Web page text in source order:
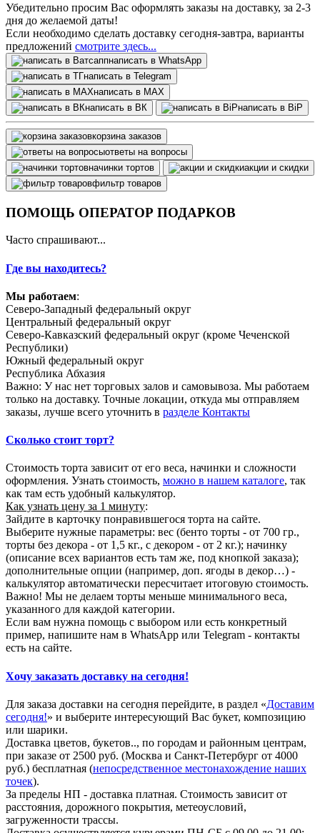
Убедительно просим Вас оформлять заказы на доставку, за 2-3
дня до желаемой даты!
Если необходимо сделать доставку сегодня-завтра, варианты
предложений смотрите здесь...
написать в WhatsApp
написать в Telegram
написать в МАХ
написать в ВК
написать в BiP
корзина заказов
ответы на вопросы
начинки тортов
акции и скидки
фильтр товаров
ПОМОЩЬ ОПЕРАТОР ПОДАРКОВ
Часто спрашивают...
Где вы находитесь?
Мы работаем:
Северо-Западный федеральный округ
Центральный федеральный округ
Северо-Кавказский федеральный округ (кроме Чеченской
Республики)
Южный федеральный округ
Республика Абхазия
Важно: У нас нет торговых залов и самовывоза. Мы работаем
только на доставку. Точные локации, откуда мы отправляем
заказы, лучше всего уточнить в разделе Контакты
Сколько стоит торт?
Стоимость торта зависит от его веса, начинки и сложности
оформления. Узнать стоимость, можно в нашем каталоге, так
как там есть удобный калькулятор.
Как узнать цену за 1 минуту:
Зайдите в карточку понравившегося торта на сайте.
Выберите нужные параметры: вес (бенто торты - от 700 гр.,
торты без декора - от 1,5 кг., с декором - от 2 кг.); начинку
(описание всех вариантов есть там же, под кнопкой заказа);
дополнительные опции (например, доп. ягоды в декор…) -
калькулятор автоматически пересчитает итоговую стоимость.
Важно! Мы не делаем торты меньше минимального веса,
указанного для каждой категории.
Если вам нужна помощь с выбором или есть конкретный
пример, напишите нам в WhatsApp или Telegram - контакты
есть на сайте.
Хочу заказать доставку на сегодня!
Для заказа доставки на сегодня перейдите, в раздел «Доставим
сегодня!» и выберите интересующий Вас букет, композицию
или шарики.
Доставка цветов, букетов.., по городам и районным центрам,
при заказе от 2500 руб. (Москва и Санкт-Петербург от 4000
руб.) бесплатная (непосредственное местонахождение наших
точек).
За пределы НП - доставка платная. Стоимость зависит от
расстояния, дорожного покрытия, метеоусловий,
загруженности трассы.